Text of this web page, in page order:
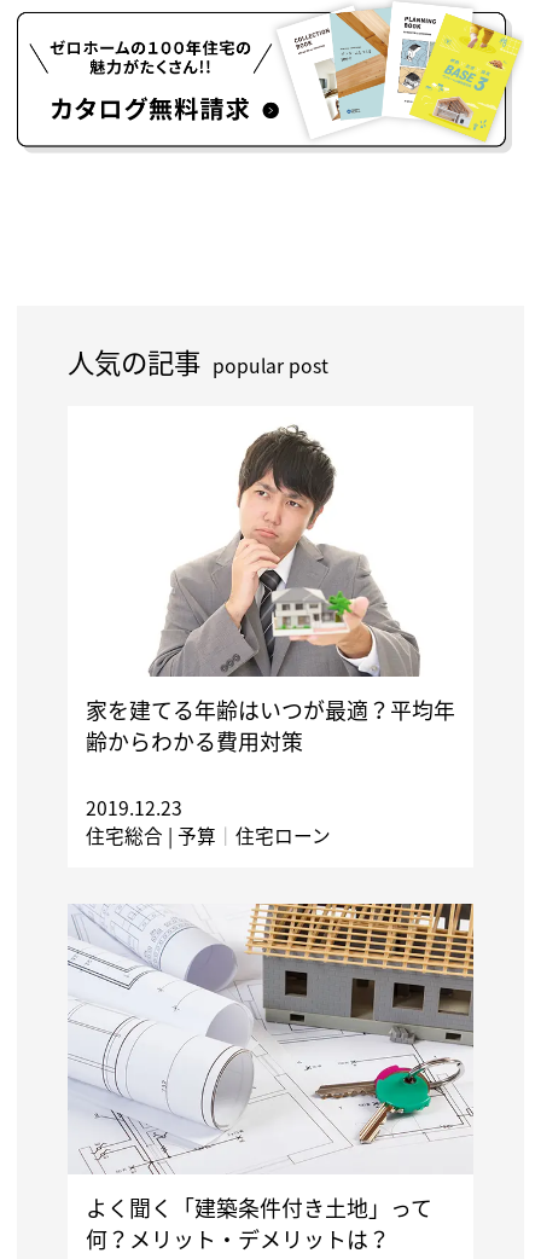
人気の記事 popular post
家を建てる年齢はいつが最適？平均年
齢からわかる費用対策
2019.12.23
住宅総合 | 予算 ｜ 住宅ローン
よく聞く「建築条件付き土地」って
何？メリット・デメリットは？